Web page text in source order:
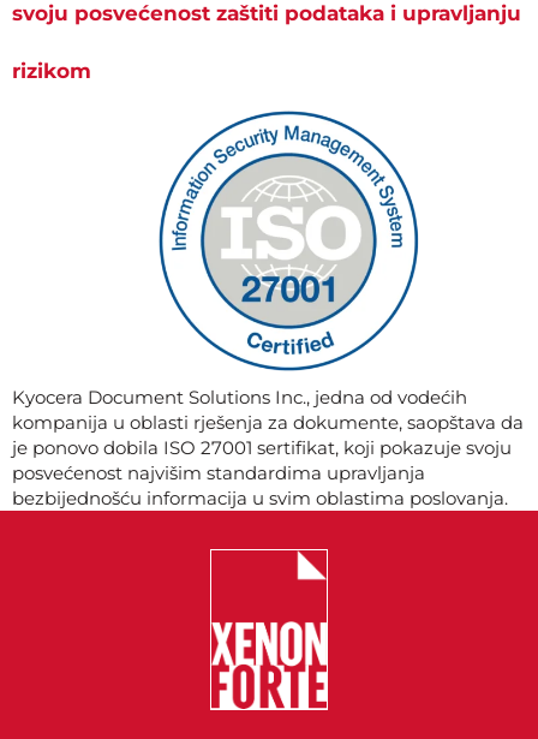
svoju posvećenost zaštiti podataka i upravljanju
rizikom
Kyocera Document Solutions Inc., jedna od vodećih
kompanija u oblasti rješenja za dokumente, saopštava da
je ponovo dobila ISO 27001 sertifikat, koji pokazuje svoju
posvećenost najvišim standardima upravljanja
bezbijednošću informacija u svim oblastima poslovanja.